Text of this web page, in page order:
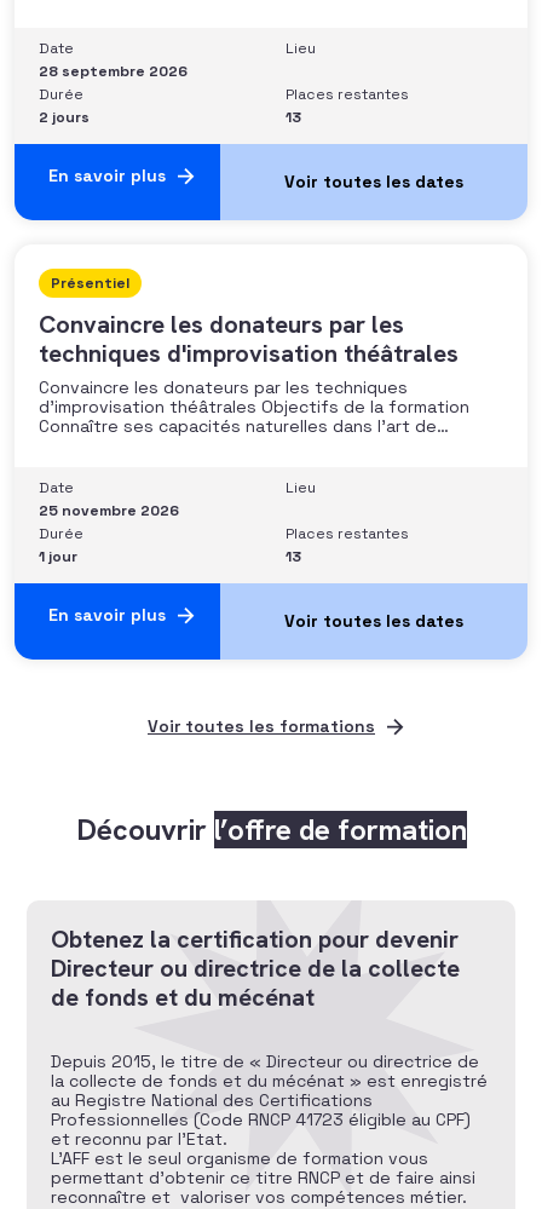
parties prenantes• Construire un argumentaire
personnalisé et piloter le parcours
Date
28 septembre 2026
Lieu
Durée
2 jours
Places restantes
13
En savoir plus
Présentiel
Convaincre les donateurs par les
techniques d'improvisation théâtrales
Convaincre les donateurs par les techniques
d’improvisation théâtrales Objectifs de la formation
Connaître ses capacités naturelles dans l’art de
conviction et sur quoi elle se fonde (mots, attitude, …),
quelle est sa situation de
Date
25 novembre 2026
Lieu
Durée
1 jour
Places restantes
13
En savoir plus
Voir toutes les formations
Découvrir l’offre de formation
Obtenez la certification pour devenir
Directeur ou directrice de la collecte
de fonds et du mécénat
Depuis 2015, le titre de « Directeur ou directrice de
la collecte de fonds et du mécénat » est enregistré
au Registre National des Certifications
Professionnelles (Code RNCP 41723 éligible au CPF)
et reconnu par l’Etat.
L’AFF est le seul organisme de formation vous
permettant d’obtenir ce titre RNCP et de faire ainsi
reconnaître et valoriser vos compétences métier.